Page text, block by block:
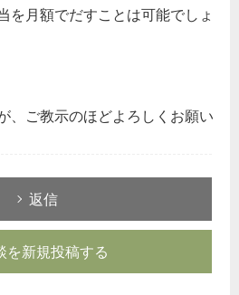
を月額でだすことは可能でしょ
、ご教示のほどよろしくお願い
返信
を新規投稿する